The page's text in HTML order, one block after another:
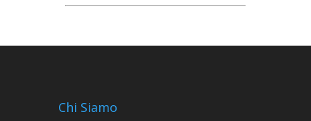
Chi Siamo